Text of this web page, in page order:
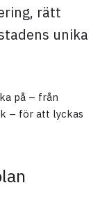
rätt
unika
på – från
– för att lyckas